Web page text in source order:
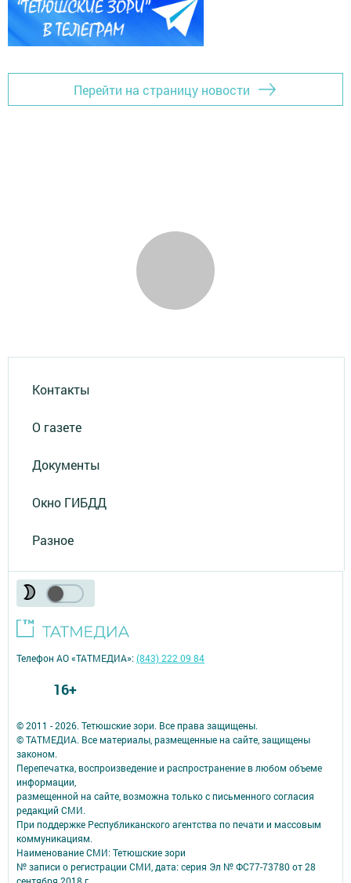
Перейти на страницу новости
Контакты
О газете
Документы
Окно ГИБДД
Разное
© 2011 - 2026. Тетюшские зори. Все права защищены.
© ТАТМЕДИА. Все материалы, размещенные на сайте, защищены
законом.
Перепечатка, воспроизведение и распространение в любом объеме
информации,
размещенной на сайте, возможна только с письменного согласия
редакций СМИ.
При поддержке Республиканского агентства по печати и массовым
коммуникациям.
Наименование СМИ: Тетюшские зори
№ записи о регистрации СМИ, дата: серия Эл № ФС77-73780 от 28
сентября 2018 г.
Телефон АО «ТАТМЕДИА»:(843) 222 09 84
16+